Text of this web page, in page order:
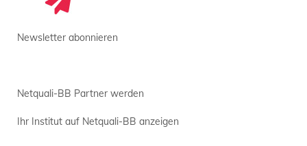
Newsletter abonnieren
Netquali-BB Partner werden
Ihr Institut auf Netquali-BB anzeigen